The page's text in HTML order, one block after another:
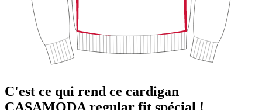
C'est ce qui rend ce cardigan
CASAMODA regular fit spécial !